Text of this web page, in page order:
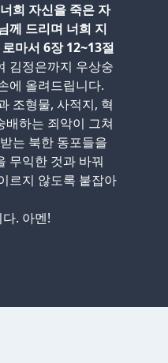
희 자신을 죽은 자
께 드리며 너희 지
마서 6장 12~13절
김정은까지 우상숭
에 올려드립니다.
조형물, 사적지, 혁
배하는 죄악이 그쳐
는 북한 동포들을
무익한 것과 바꿔
르지 않도록 붙잡아
. 아멘!